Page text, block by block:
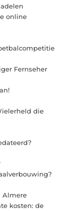
online
Fernseher
die
Almere
kosten: de